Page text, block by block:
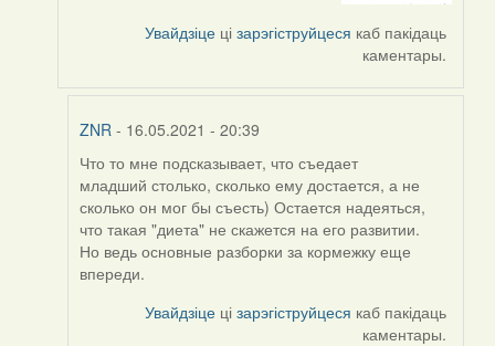
Увайдзіце цізарэгіструйцеся каб пакідаць
каментары.
ZNR - 16.05.2021 - 20:39
In
reply
to
by
Harrier
Что то мне подсказывает, что съедает
младший столько, сколько ему достается, а не
сколько он мог бы съесть) Остается надеяться,
что такая "диета" не скажется на его развитии.
Но ведь основные разборки за кормежку еще
впереди.
Увайдзіце цізарэгіструйцеся каб пакідаць
каментары.